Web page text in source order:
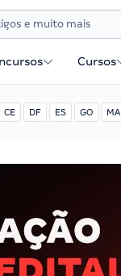
Cursos
CE DF ES GO MA